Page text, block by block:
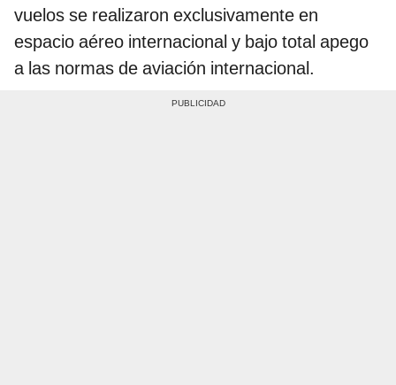
vuelos se realizaron exclusivamente en
espacio aéreo internacional y bajo total apego
a las normas de aviación internacional.